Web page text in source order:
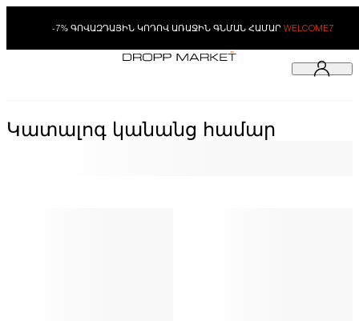
-7% ԳՈՎԱԶԴԱՅԻՆ ԿՈԴՈՎ ԱՌԱՋԻՆ ԳՆՄԱՆ ՀԱՄԱՐ WELCOME7
Կատալոգ կանանց համար